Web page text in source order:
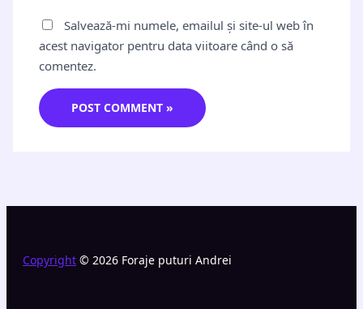
Salvează-mi numele, emailul și site-ul web în
acest navigator pentru data viitoare când o să
comentez.
Copyright © 2026 Foraje puturi Andrei